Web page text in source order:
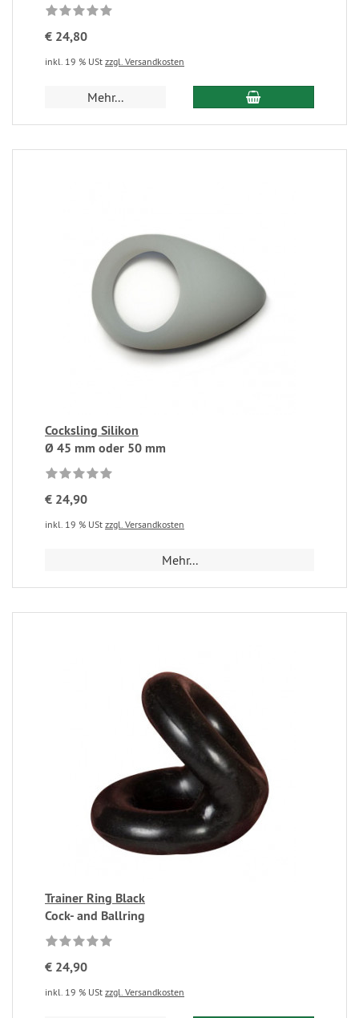
€ 24,80
inkl. 19 % USt zzgl. Versandkosten
Mehr...
Cocksling Silikon
Ø 45 mm oder 50 mm
€ 24,90
inkl. 19 % USt zzgl. Versandkosten
Mehr...
Trainer Ring Black
Cock- and Ballring
€ 24,90
inkl. 19 % USt zzgl. Versandkosten